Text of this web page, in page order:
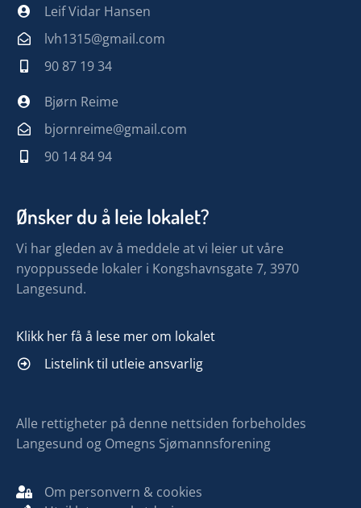
Leif Vidar Hansen
lvh1315@gmail.com
90 87 19 34
Bjørn Reime
bjornreime@gmail.com
90 14 84 94
Ønsker du å leie lokalet?
Vi har gleden av å meddele at vi leier ut våre
nyoppussede lokaler i Kongshavnsgate 7, 3970
Langesund.
Klikk her få å lese mer om lokalet
Listelink til utleie ansvarlig
Alle rettigheter på denne nettsiden forbeholdes
Langesund og Omegns Sjømannsforening
Om personvern & cookies